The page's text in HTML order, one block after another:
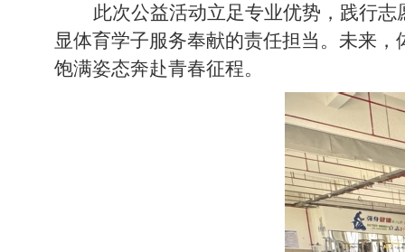
此次公益活动立足专业优势，践行
显体育学子服务奉献的责任担当。未来
饱满姿态奔赴青春征程。